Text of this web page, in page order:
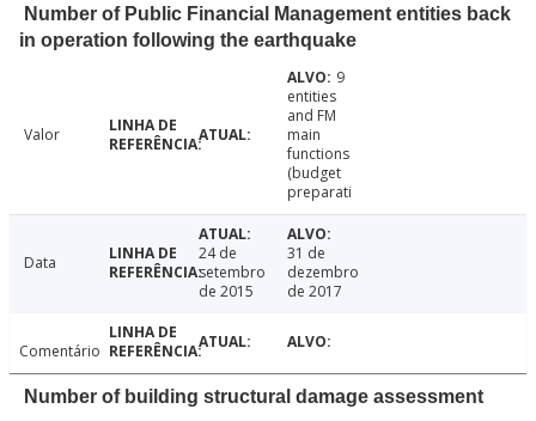
Number of Public Financial Management entities back
in operation following the earthquake
Valor
9
entities
and FM
main
functions
(budget
preparati
Data
24 de
setembro
de 2015
31 de
dezembro
de 2017
Comentário
Number of building structural damage assessment